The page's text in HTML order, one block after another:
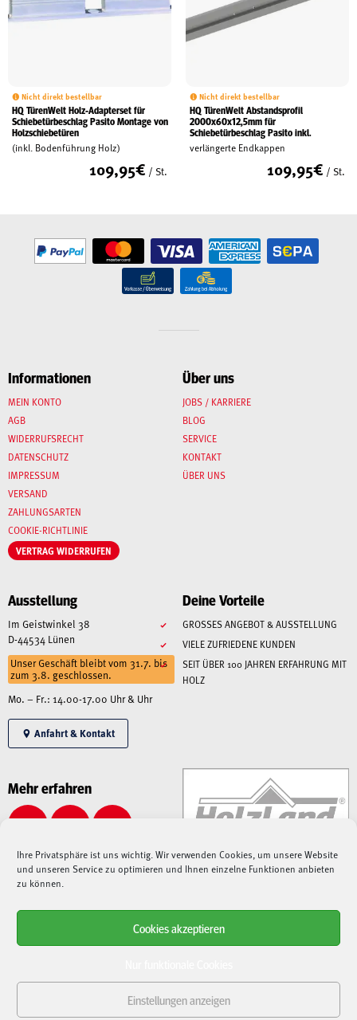
Ihre Privatsphäre ist uns wichtig. Wir verwenden Cookies, um unsere Website
und unseren Service zu optimieren und Ihnen einzelne Funktionen anbieten
zu können.
Cookies akzeptieren
Einstellungen anzeigen
Nicht direkt bestellbar
HQ TürenWelt Holz-Adapterset für
Schiebetürbeschlag Pasito Montage von
Holzschiebetüren
(inkl. Bodenführung Holz)
109,95€ / St.
Nicht direkt bestellbar
HQ TürenWelt Abstandsprofil
2000x60x12,5mm für
Schiebetürbeschlag Pasito inkl.
verlängerte Endkappen
109,95€ / St.
Informationen
MEIN KONTO
AGB
WIDERRUFSRECHT
DATENSCHUTZ
IMPRESSUM
VERSAND
ZAHLUNGSARTEN
COOKIE-RICHTLINIE
VERTRAG WIDERRUFEN
Über uns
JOBS / KARRIERE
BLOG
SERVICE
KONTAKT
ÜBER UNS
Ausstellung
Im Geistwinkel 38
D-44534 Lünen
Unser Geschäft bleibt vom 31.7. bis
zum 3.8. geschlossen.
Mo. – Fr.: 14.00-17.00 Uhr & Uhr
Anfahrt & Kontakt
Deine Vorteile
GROSSES ANGEBOT & AUSSTELLUNG
VIELE ZUFRIEDENE KUNDEN
SEIT ÜBER 100 JAHREN ERFAHRUNG MIT
HOLZ
Mehr erfahren
Alle angegebenen Preise sind Gesamtpreise inkl. MwSt., zzgl. Liefer-/Versandkosten.
Verzögerungen bei Lieferungen kommen. Nach der Bestellung fragen wir die
Verfügbarkeit und Lieferdauer bei unseren Lieferanten an und